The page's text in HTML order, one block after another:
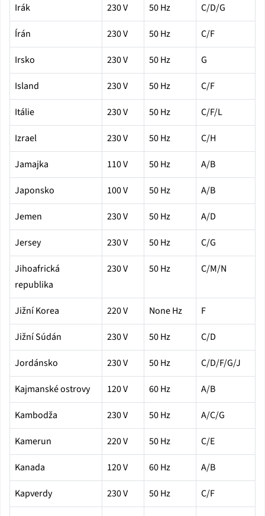
Irák
230 V 50 Hz
C/D/G
Írán
230 V 50 Hz
C/F
Irsko
230 V 50 Hz
G
Island
230 V 50 Hz
C/F
Itálie
230 V 50 Hz
C/F/L
Izrael
230 V 50 Hz
C/H
Jamajka
110 V 50 Hz
A/B
Japonsko
100 V 50 Hz
A/B
Jemen
230 V 50 Hz
A/D
Jersey
230 V 50 Hz
C/G
Jihoafrická
republika
230 V 50 Hz C/M/N
Jižní Korea 220 V None Hz
F
Jižní Súdán
230 V 50 Hz
C/D
Jordánsko
230 V 50 Hz
C/D/F/G/J
Kajmanské ostrovy
120 V 60 Hz
A/B
Kambodža
230 V 50 Hz
A/C/G
Kamerun
220 V 50 Hz
C/E
Kanada
120 V 60 Hz
A/B
Kapverdy
230 V 50 Hz
C/F